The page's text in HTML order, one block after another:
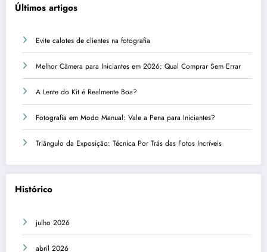
Últimos artigos
Evite calotes de clientes na fotografia
Melhor Câmera para Iniciantes em 2026: Qual Comprar Sem Errar
A Lente do Kit é Realmente Boa?
Fotografia em Modo Manual: Vale a Pena para Iniciantes?
Triângulo da Exposição: Técnica Por Trás das Fotos Incríveis
Histórico
julho 2026
abril 2026